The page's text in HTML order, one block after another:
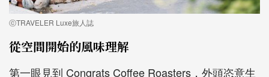
ⓒTRAVELER Luxe旅人誌
從空間開始的風味理解
第一眼見到 Congrats Coffee Roasters，外頭恣意生